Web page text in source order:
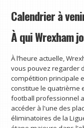
Calendrier à
À qui Wrexham
À l’heure actuelle,
vous pouvez regarder
compétition principale
constitue le quatrième
football professionnel
accéder à l'une des
éliminatoires de la